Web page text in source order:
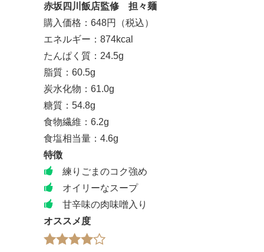
赤坂四川飯店監修 担々麺
購入価格：648円（税込）
エネルギー：874kcal
たんぱく質：24.5g
脂質：60.5g
炭水化物：61.0g
糖質：54.8g
食物繊維：6.2g
食塩相当量：4.6g
特徴
練りごまのコク強め
オイリーなスープ
甘辛味の肉味噌入り
オススメ度